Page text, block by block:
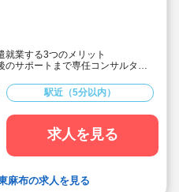
就業する3つのメリット
のサポートまで専任コンサルタン
いては当社独自のサービスもご用
あります勤務条件など、お気軽に
仕事探しから入職後のフォローま
たします☆
駅近（5分以内）
求人を見る
麻布の求人を見る